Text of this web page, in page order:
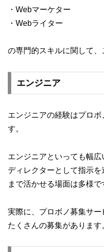
・Webマーケター
・Webライター
の専門的スキルに関して、
エンジニア
エンジニアの経験はプロ
す。
エンジニアといっても幅
ディレクターとして指示
まで活かせる場面は多様で
実際に、プロボノ募集サ
たくさんの募集があります